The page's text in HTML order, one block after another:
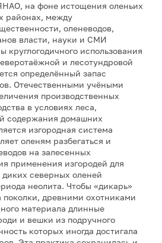
на фоне истощения оленьих
районах, между
оленеводов,
власти, науки и СМИ
круглогодичного использования
и лесотундровой
определённый запас
Отечественными учёными
производственных
в условиях леса,
содержания домашних
изгородная система
оленям разбегаться и
на залесенных
применения изгородей для
северных оленей
неолита. Чтобы «дикарь»
поколки, древними охотниками
материала длинные
и вешки из подручного
которых иногда достигала